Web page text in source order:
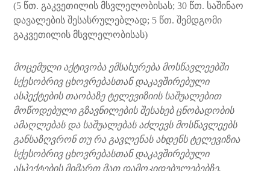
(5 წთ. გაკვეთილის მსვლელობისას; 30 წთ. საშინაო
დავალების შესასრულებლად; 5 წთ. შემდგომი
გაკვეთილის მსვლელობისას)
მოცემული აქტივობა ემსახურება მოსწავლეებში
სქესობრივ ცხოვრებასთან დაკავშირებული
ასპექტების თაობაზე ტელევიზიის საშუალებით
მოწოდებული გზავნილების შესახებ ცნობადობის
ამაღლებას და საშუალებას აძლევს მოსწავლეებს
განსაზღვრონ თუ რა გავლენას ახდენს ტელევიზია
სქესობრივ ცხოვრებასთან დაკავშირებული
ასპექტების მიმართ მათ დამოკიდებულებებზე.